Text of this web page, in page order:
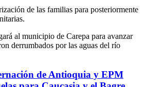
de las familias para posteriormente
al municipio de Carepa para avanzar
derrumbados por las aguas del río
de Antioquia y EPM